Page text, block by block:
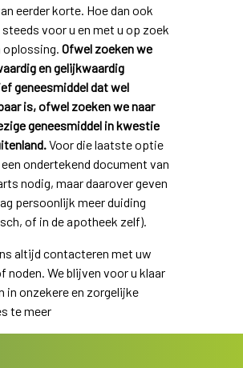
eerder korte. Hoe dan ook
voor u en met u op zoek
oplossing. Ofwel zoeken we
en gelijkwaardig
geneesmiddel dat wel
is, ofwel zoeken we naar
geneesmiddel in kwestie
Voor die laatste optie
ondertekend document van
nodig, maar daarover geven
persoonlijk meer duiding
of in de apotheek zelf).
altijd contacteren met uw
noden. We blijven voor u klaar
in onzekere en zorgelijke
te meer